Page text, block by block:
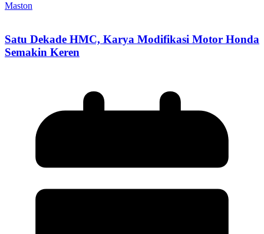
Maston
Satu Dekade HMC, Karya Modifikasi Motor Honda
Semakin Keren